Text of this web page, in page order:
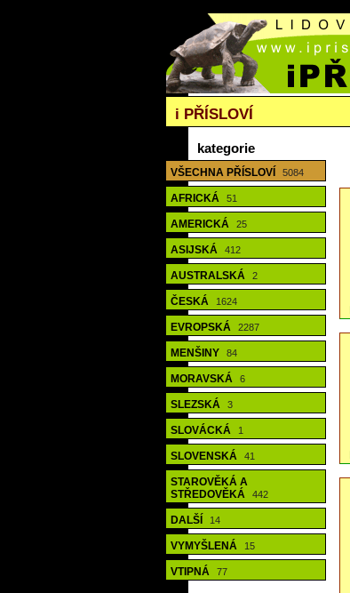
i PŘÍSLOVÍ
kategorie
VŠECHNA PŘÍSLOVÍ 5084
AFRICKÁ 51
AMERICKÁ 25
ASIJSKÁ 412
AUSTRALSKÁ 2
ČESKÁ 1624
EVROPSKÁ 2287
MENŠINY 84
MORAVSKÁ 6
SLEZSKÁ 3
SLOVÁCKÁ 1
SLOVENSKÁ 41
STAROVĚKÁ A
STŘEDOVĚKÁ
442
DALŠÍ 14
VYMYŠLENÁ 15
VTIPNÁ 77